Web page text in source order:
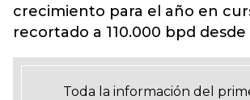
crecimiento para el año en
recortado a 110.000 bpd desde
Toda la información del